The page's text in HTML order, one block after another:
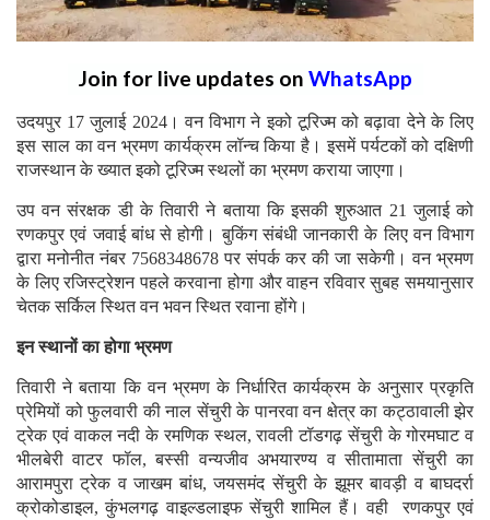
Join for live updates on WhatsApp
उदयपुर 17 जुलाई 2024। वन विभाग ने इको टूरिज्म को बढ़ावा देने के लिए
इस साल का वन भ्रमण कार्यक्रम लॉन्च किया है। इसमें पर्यटकों को दक्षिणी
राजस्थान के ख्यात इको टूरिज्म स्थलों का भ्रमण कराया जाएगा।
उप वन संरक्षक डी के तिवारी ने बताया कि इसकी शुरुआत 21 जुलाई को
रणकपुर एवं जवाई बांध से होगी। बुकिंग संबंधी जानकारी के लिए वन विभाग
द्वारा मनोनीत नंबर 7568348678 पर संपर्क कर की जा सकेगी। वन भ्रमण
के लिए रजिस्ट्रेशन पहले करवाना होगा और वाहन रविवार सुबह समयानुसार
चेतक सर्किल स्थित वन भवन स्थित रवाना होंगे।
इन स्थानों का होगा भ्रमण
तिवारी ने बताया कि वन भ्रमण के निर्धारित कार्यक्रम के अनुसार प्रकृति
प्रेमियों को फुलवारी की नाल सेंचुरी के पानरवा वन क्षेत्र का कट्ठावाली झेर
ट्रेक एवं वाकल नदी के रमणिक स्थल, रावली टॉडगढ़ सेंचुरी के गोरमघाट व
भीलबेरी वाटर फॉल, बस्सी वन्यजीव अभयारण्य व सीतामाता सेंचुरी का
आरामपुरा ट्रेक व जाखम बांध, जयसमंद सेंचुरी के झूमर बावड़ी व बाघदर्रा
क्रोकोडाइल, कुंभलगढ़ वाइल्डलाइफ सेंचुरी शामिल हैं। वही रणकपुर एवं